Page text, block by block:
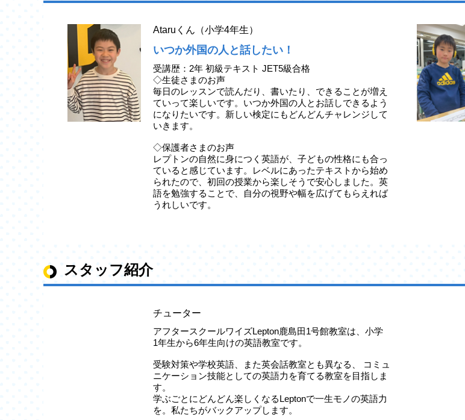
Ataruくん（小学4年生）
いつか外国の人と話したい！
受講歴：2年 初級テキスト JET5級合格
◇生徒さまのお声
毎日のレッスンで読んだり、書いたり、できることが増え
ていって楽しいです。いつか外国の人とお話しできるよう
になりたいです。新しい検定にもどんどんチャレンジして
いきます。
◇保護者さまのお声
レプトンの自然に身につく英語が、子どもの性格にも合っ
ていると感じています。レベルにあったテキストから始め
られたので、初回の授業から楽しそうで安心しました。英
語を勉強することで、自分の視野や幅を広げてもらえれば
うれしいです。
スタッフ紹介
チューター
アフタースクールワイズLepton鹿島田1号館教室は、小学
1年生から6年生向けの英語教室です。
受験対策や学校英語、また英会話教室とも異なる、 コミュ
ニケーション技能としての英語力を育てる教室を目指しま
す。
学ぶごとにどんどん楽しくなるLeptonで一生モノの英語力
を。私たちがバックアップします。